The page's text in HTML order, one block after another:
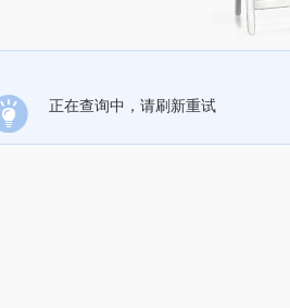
正在查询中，请刷新重试